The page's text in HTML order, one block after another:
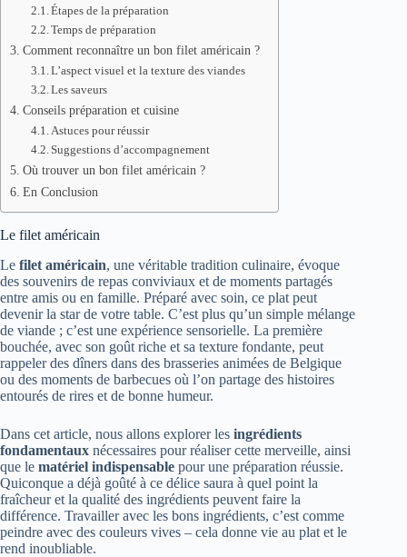
Étapes de la préparation
Temps de préparation
Comment reconnaître un bon filet américain ?
L’aspect visuel et la texture des viandes
Les saveurs
Conseils préparation et cuisine
Astuces pour réussir
Suggestions d’accompagnement
Où trouver un bon filet américain ?
En Conclusion
Le filet américain
Le filet américain, une véritable tradition culinaire, évoque
des souvenirs de repas conviviaux et de moments partagés
entre amis ou en famille. Préparé avec soin, ce plat peut
devenir la star de votre table. C’est plus qu’un simple mélange
de viande ; c’est une expérience sensorielle. La première
bouchée, avec son goût riche et sa texture fondante, peut
rappeler des dîners dans des brasseries animées de Belgique
ou des moments de barbecues où l’on partage des histoires
entourés de rires et de bonne humeur.
Dans cet article, nous allons explorer les ingrédients
fondamentaux nécessaires pour réaliser cette merveille, ainsi
que le matériel indispensable pour une préparation réussie.
Quiconque a déjà goûté à ce délice saura à quel point la
fraîcheur et la qualité des ingrédients peuvent faire la
différence. Travailler avec les bons ingrédients, c’est comme
peindre avec des couleurs vives – cela donne vie au plat et le
rend inoubliable.